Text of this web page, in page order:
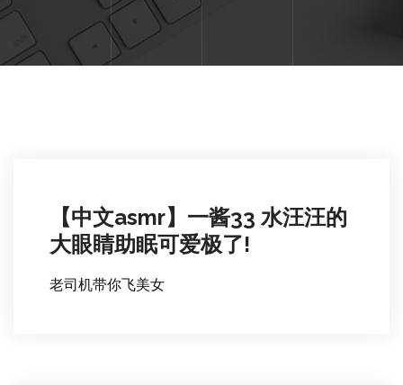
【中文asmr】一酱33 水汪汪的
大眼睛助眠可爱极了!
老司机带你飞美女